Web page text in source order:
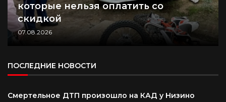
которые нельзя оплатить со
скидкой
07.08.2026
ПОСЛЕДНИЕ НОВОСТИ
Смертельное ДТП произошло на КАД у Низино